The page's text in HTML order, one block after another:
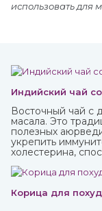
использовать для
Индийский чай
Восточный чай с
масала. Это
полезных
укрепить
холестерина,
Корица для